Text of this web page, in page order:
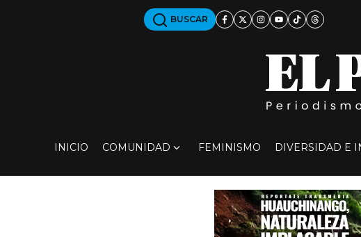
BUSCAR
INICIO COMUNIDAD FEMINISMO DIVERSIDAD E